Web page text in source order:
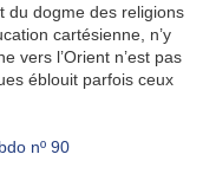
du dogme des religions
cartésienne, n’y
vers l’Orient n’est pas
éblouit parfois ceux
nº 90